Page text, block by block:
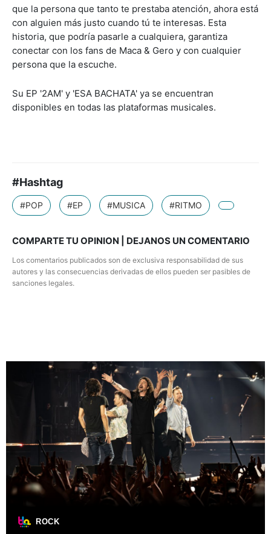
que la persona que tanto te prestaba atención, ahora está
con alguien más justo cuando tú te interesas. Esta
historia, que podría pasarle a cualquiera, garantiza
conectar con los fans de Maca & Gero y con cualquier
persona que la escuche.
Su EP '2AM' y 'ESA BACHATA' ya se encuentran
disponibles en todas las plataformas musicales.
#Hashtag
#POP #EP #MUSICA #RITMO
COMPARTE TU OPINION | DEJANOS UN COMENTARIO
Los comentarios publicados son de exclusiva responsabilidad de sus
autores y las consecuencias derivadas de ellos pueden ser pasibles de
sanciones legales.
ROCK